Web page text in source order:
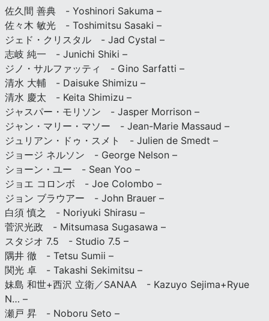
佐久間 善典 - Yoshinori Sakuma –
佐々木 敏光 - Toshimitsu Sasaki –
ジェド・クリスタル - Jad Cystal –
志岐 純一 - Junichi Shiki –
ジノ・サルファッティ - Gino Sarfatti –
清水 大輔 - Daisuke Shimizu –
清水 慶太 - Keita Shimizu –
ジャスパー・モリソン - Jasper Morrison –
ジャン・マリー・マソー - Jean-Marie Massaud –
ジュリアン・ドゥ・スメト - Julien de Smedt –
ジョージ ネルソン - George Nelson –
ショーン・ユー - Sean Yoo –
ジョエ コロンボ - Joe Colombo –
ジョン ブラウアー - John Brauer –
白須 慎之 - Noriyuki Shirasu –
菅沢光政 - Mitsumasa Sugasawa –
スタジオ 7.5 - Studio 7.5 –
隅井 徹 - Tetsu Sumii –
関光 卓 - Takashi Sekimitsu –
妹島 和世+西沢 立衛／SANAA - Kazuyo Sejima+Ryue
N… –
瀬戸 昇 - Noboru Seto –